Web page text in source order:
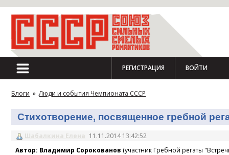
РЕГИСТРАЦИЯ ВОЙТИ
Блоги » Люди и события Чемпионата СССР
Стихотворение, посвященное гребной
Шабалкина Елена 11.11.2014 13:42:52
Автор: Владимир Сорокованов (участник Гребной регаты